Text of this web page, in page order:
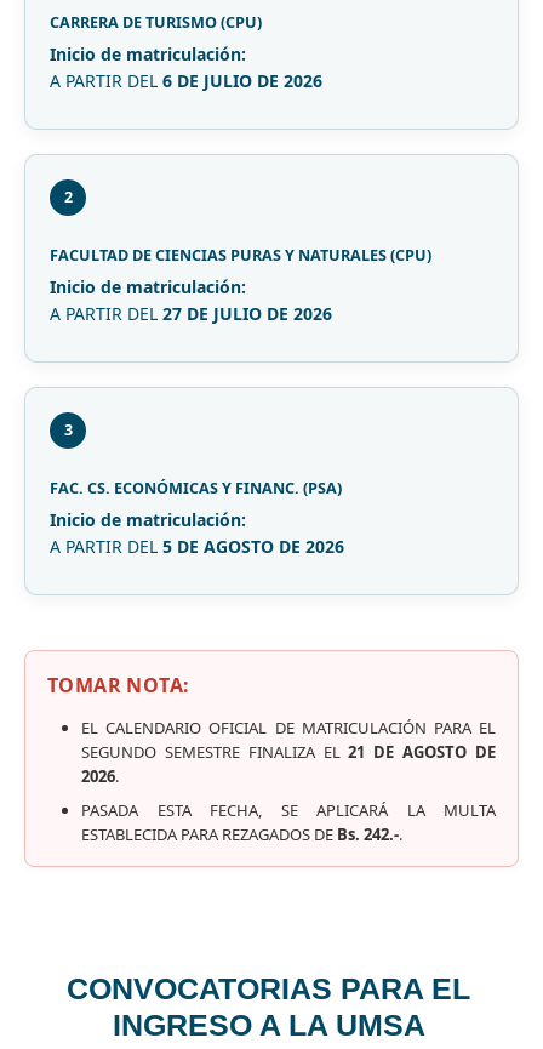
CARRERA DE TURISMO (CPU)
Inicio de matriculación:
A PARTIR DEL 6 DE JULIO DE 2026
2
FACULTAD DE CIENCIAS PURAS Y NATURALES (CPU)
Inicio de matriculación:
A PARTIR DEL 27 DE JULIO DE 2026
3
FAC. CS. ECONÓMICAS Y FINANC. (PSA)
Inicio de matriculación:
A PARTIR DEL 5 DE AGOSTO DE 2026
TOMAR NOTA:
EL CALENDARIO OFICIAL DE MATRICULACIÓN PARA EL
SEGUNDO SEMESTRE FINALIZA EL21 DE AGOSTO DE
2026.
PASADA ESTA FECHA, SE APLICARÁ LA MULTA
ESTABLECIDA PARA REZAGADOS DE Bs. 242.-.
CONVOCATORIAS PARA EL
INGRESO A LA UMSA